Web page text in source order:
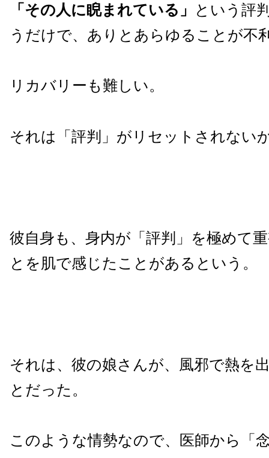
「その人に睨まれている」 という評
うだけで、ありとあらゆることが不
リカバリーも難しい。
それは「評判」がリセットされない
彼自身も、身内が「評判」を極めて
とを肌で感じたことがあるという。
それは、彼の娘さんが、風邪で熱を
とだった。
このような情勢なので、医師から「